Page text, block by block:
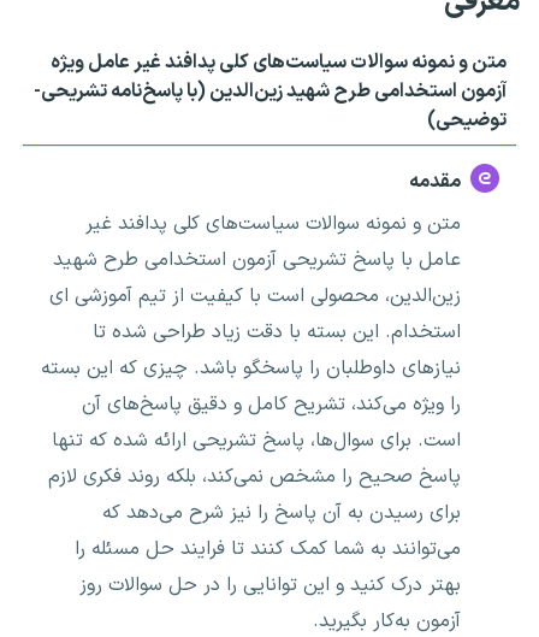
متن و نمونه سوالات سیاست‌های کلی پدافند غیر عامل ویژه
آزمون استخدامی طرح شهید زین‌الدین (با پاسخ‌نامه تشریحی-
توضیحی)
مقدمه
متن و نمونه سوالات سیاست‌های کلی پدافند غیر
عامل با پاسخ تشریحی آزمون استخدامی طرح شهید
زین‌الدین، محصولی است با کیفیت از تیم آموزشی ای
استخدام. این بسته با دقت زیاد طراحی شده تا
نیازهای داوطلبان را پاسخگو باشد. چیزی که این بسته
را ویژه می‌کند، تشریح کامل و دقیق پاسخ‌های آن
است. برای سوال‌ها، پاسخ تشریحی ارائه شده که تنها
پاسخ صحیح را مشخص نمی‌کند، بلکه روند فکری لازم
برای رسیدن به آن پاسخ را نیز شرح می‌دهد که
می‌توانند به شما کمک کنند تا فرایند حل مسئله را
بهتر درک کنید و این توانایی را در حل سوالات روز
آزمون به‌کار بگیرید.